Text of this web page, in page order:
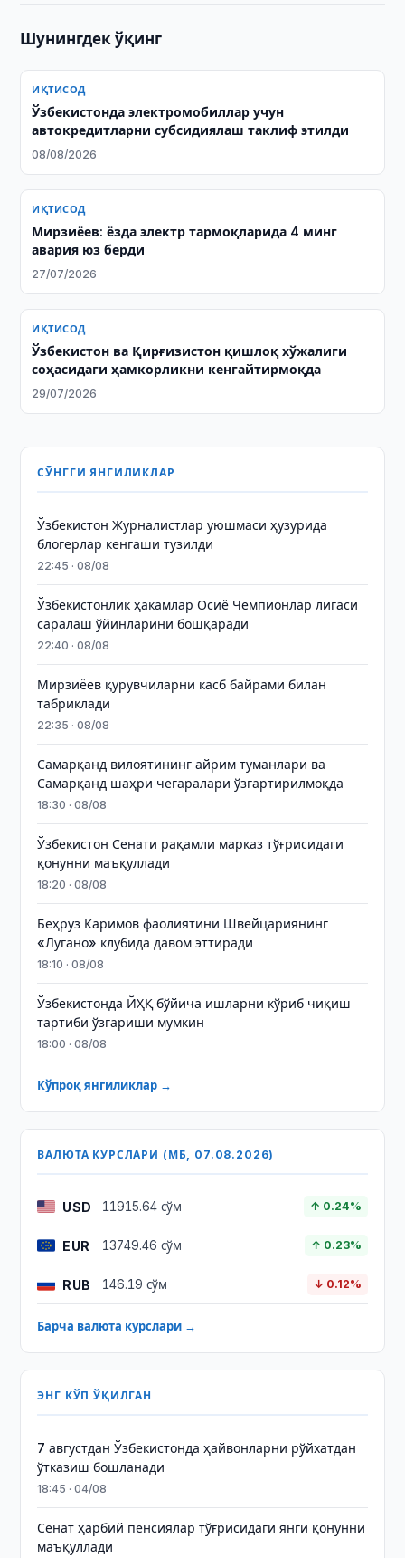
Шунингдек ўқинг
ИҚТИСОД
Ўзбекистонда электромобиллар учун
автокредитларни субсидиялаш таклиф этилди
08/08/2026
ИҚТИСОД
Мирзиёев: ёзда электр тармоқларида 4 минг
авария юз берди
27/07/2026
ИҚТИСОД
Ўзбекистон ва Қирғизистон қишлоқ хўжалиги
соҳасидаги ҳамкорликни кенгайтирмоқда
29/07/2026
СЎНГГИ ЯНГИЛИКЛАР
Ўзбекистон Журналистлар уюшмаси ҳузурида
блогерлар кенгаши тузилди
22:45 · 08/08
Ўзбекистонлик ҳакамлар Осиё Чемпионлар лигаси
саралаш ўйинларини бошқаради
22:40 · 08/08
Мирзиёев қурувчиларни касб байрами билан
табриклади
22:35 · 08/08
Самарқанд вилоятининг айрим туманлари ва
Самарқанд шаҳри чегаралари ўзгартирилмоқда
18:30 · 08/08
Ўзбекистон Сенати рақамли марказ тўғрисидаги
қонунни маъқуллади
18:20 · 08/08
Беҳруз Каримов фаолиятини Швейцариянинг
«Лугано» клубида давом эттиради
18:10 · 08/08
Ўзбекистонда ЙҲҚ бўйича ишларни кўриб чиқиш
тартиби ўзгариши мумкин
18:00 · 08/08
Кўпроқ янгиликлар →
ВАЛЮТА КУРСЛАРИ (МБ, 07.08.2026)
USD 11915.64 сўм ↑ 0.24%
EUR 13749.46 сўм ↑ 0.23%
RUB 146.19 сўм ↓ 0.12%
Барча валюта курслари →
ЭНГ КЎП ЎҚИЛГАН
7 августдан Ўзбекистонда ҳайвонларни рўйхатдан
ўтказиш бошланади
18:45 · 04/08
Сенат ҳарбий пенсиялар тўғрисидаги янги қонунни
маъқуллади